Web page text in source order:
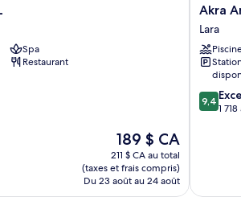
Spa
Restaurant
Le
prix
est
de
189 $ CA
189 $ CA
211 $ CA au total
(taxes et frais compris)
Du 23 août au 24 août
Akra
Antalya
Lara
Akra
Lara
9.4
sur
9,4
1